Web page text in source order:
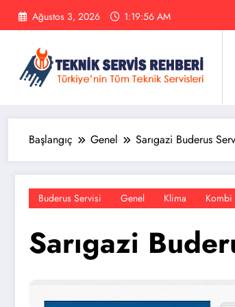
İçeriğe
Ağustos 3, 2026 1:19:58 AM
Başlangıç Genel Sarıgazi Buderus
Buderus Servisi Genel Klima Kombi
Sarıgazi